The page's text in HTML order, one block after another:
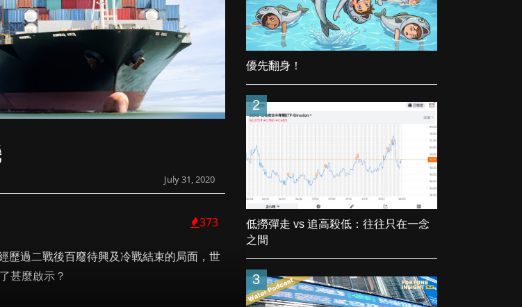
July 31, 2020
373
歷過二戰後百廢待興及冷戰結束的局面，世
甚麼啟示？
優先翻身！
2
低撈彈走 vs 追高殺低：往往只在一念
之間
3